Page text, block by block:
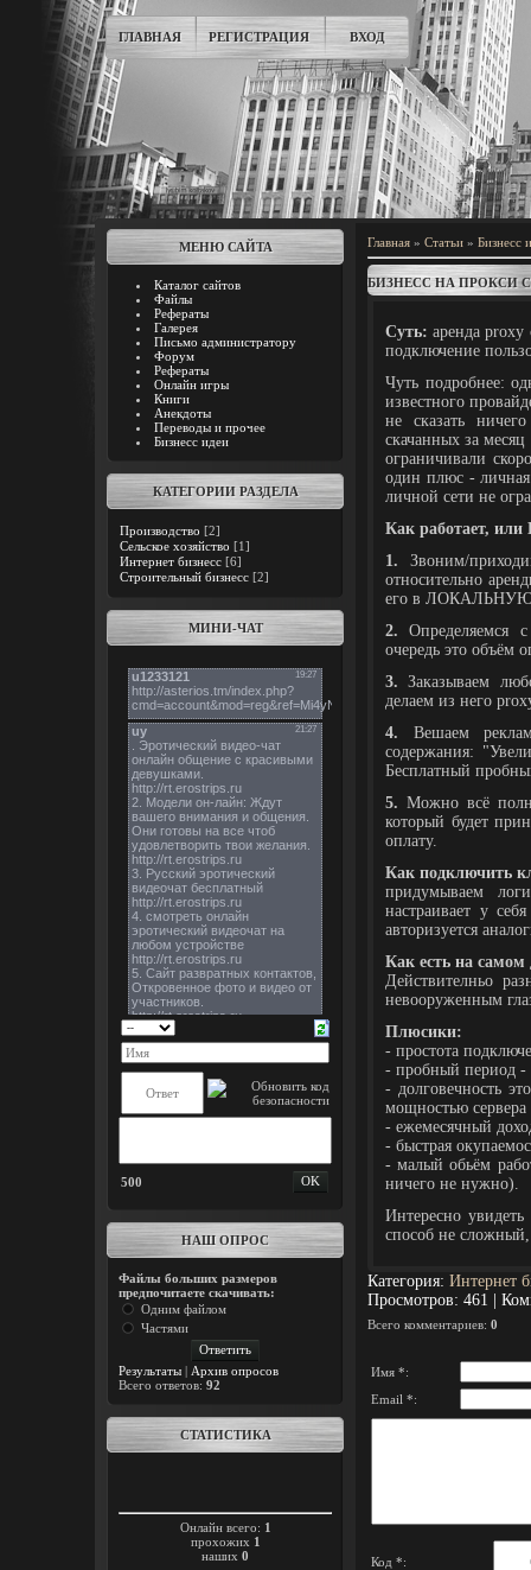
ГЛАВНАЯ РЕГИСТРАЦИЯ ВХОД
МЕНЮ САЙТА
Каталог сайтов
Файлы
Рефераты
Галерея
Письмо администратору
Форум
Рефераты
Онлайн игры
Книги
Анекдоты
Переводы и прочее
Бизнесс идеи
КАТЕГОРИИ РАЗДЕЛА
Производство [2]
Сельское хозяйство [1]
Интернет бизнесс [6]
Строительный бизнесс [2]
МИНИ-ЧАТ
500
НАШ ОПРОС
Файлы больших размеров
предпочитаете скачивать:
Одним файлом
Частями
Результаты | Архив опросов
Всего ответов: 92
СТАТИСТИКА
Онлайн всего: 1
прохожих 1
наших 0
Главная » Статьи » Бизнесс
БИЗНЕСС НА ПРОКСИ
Суть: аренда proxy
подключение
Чуть подробнее:
известного
не сказать
скачанных за
ограничивали
один плюс - личная
личной сети не
Как работает,
1. Звоним/
относительно
его в ЛОКАЛЬНУЮ
2. Определяемся
очередь это объём
3. Заказываем
делаем из него
4. Вешаем
содержания:
Бесплатный
5. Можно всё
который будет
оплату.
Как подключить
придумываем
настраивает у
авторизуется
Как есть на самом
Действителньо
невооруженным
Плюсики:
- простота
- пробный период -
- долговечность
мощностью
- ежемесячный
- быстрая
- малый обьём
ничего не нужно).
Интересно
способ не
Категория: Интернет
Просмотров: 461
Всего комментариев: 0
Имя *:
Email *:
Код *: